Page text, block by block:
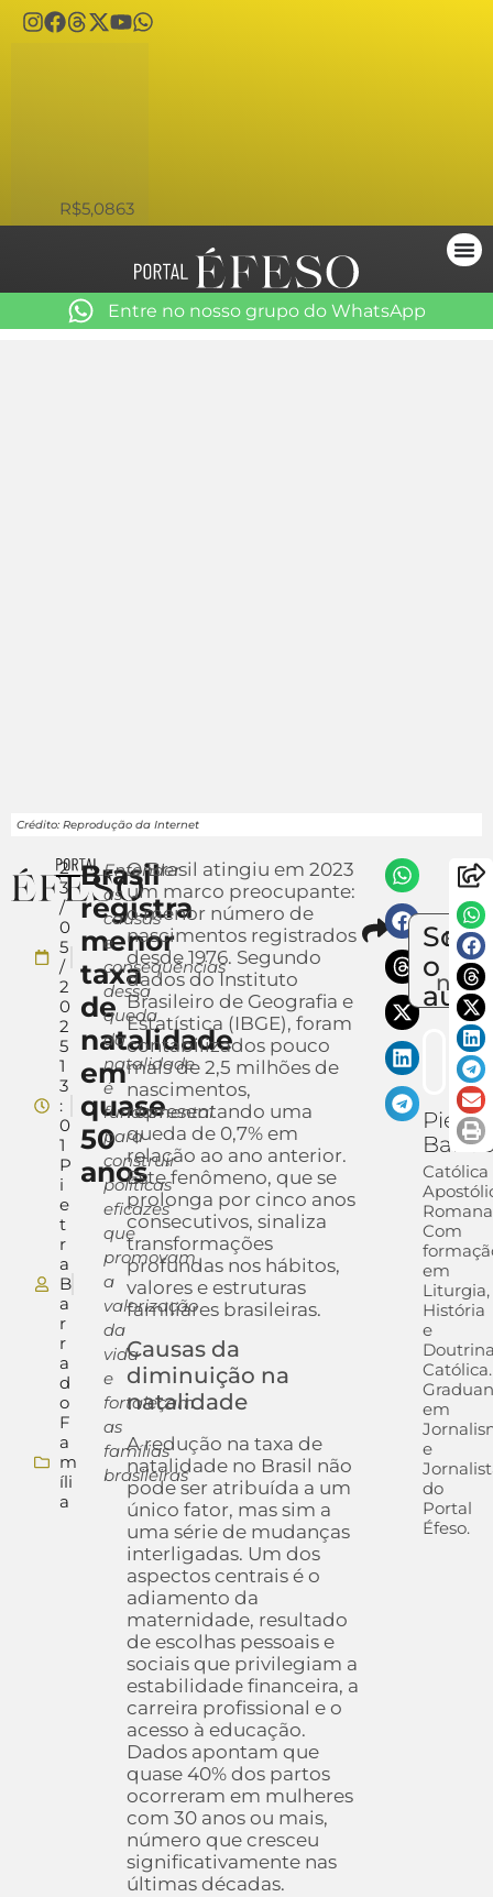
R$5,0863
Entre no nosso grupo do WhatsApp
Crédito: Reprodução da Internet
2
3
/
0
5
/
2
0
2
5
1
3
:
0
1
P
i
e
t
r
a
B
a
r
r
a
d
o
F
a
m
íli
a
Brasil
registra
menor
taxa
de
natalidade
em
quase
50
anos
Entender
as
causas
e
consequências
dessa
queda
da
natalidade
é
fundamental
para
construir
políticas
eficazes
que
promovam
a
valorização
da
vida
e
fortaleçam
as
famílias
brasileiras
O Brasil atingiu em 2023
um marco preocupante:
o menor número de
nascimentos registrados
desde 1976. Segundo
dados do Instituto
Brasileiro de Geografia e
Estatística (IBGE), foram
contabilizados pouco
mais de 2,5 milhões de
nascimentos,
representando uma
queda de 0,7% em
relação ao ano anterior.
Este fenômeno, que se
prolonga por cinco anos
consecutivos, sinaliza
transformações
profundas nos hábitos,
valores e estruturas
familiares brasileiras.
Causas da
diminuição na
natalidade
A redução na taxa de
natalidade no Brasil não
pode ser atribuída a um
único fator, mas sim a
uma série de mudanças
interligadas. Um dos
aspectos centrais é o
adiamento da
maternidade, resultado
de escolhas pessoais e
sociais que privilegiam a
estabilidade financeira, a
carreira profissional e o
acesso à educação.
Dados apontam que
quase 40% dos partos
ocorreram em mulheres
com 30 anos ou mais,
número que cresceu
significativamente nas
últimas décadas.
o
Pietra
Católica
Com
em
Liturgia,
História
e
Católica.
em
e
do
Portal
Éfeso.